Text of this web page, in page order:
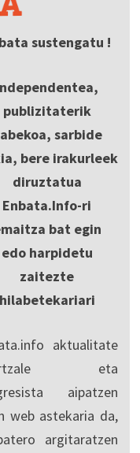
sustengatu !
publizitaterik
sarbide
bere irakurleek
diruztatua
Enbata.Info-ri
bat egin
edo harpidetu
zaitezte
hilabetekariari
aktualitate
eta
aipatzen
web astekaria da,
argitaratzen